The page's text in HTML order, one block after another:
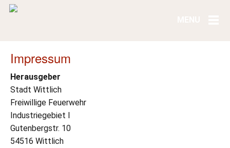
Impressum
Herausgeber
Stadt Wittlich
Freiwillige Feuerwehr
Industriegebiet I
Gutenbergstr. 10
54516 Wittlich